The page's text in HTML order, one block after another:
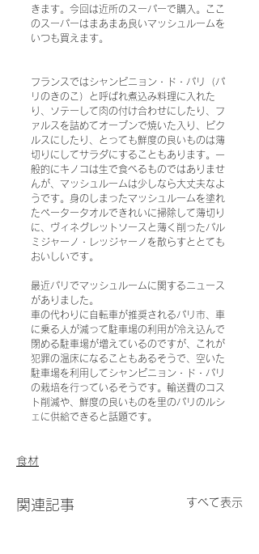
きます。今回は近所のスーパーで購入。ここ
のスーパーはまあまあ良いマッシュルームを
いつも買えます。
フランスではシャンピニョン・ド・パリ（パ
リのきのこ）と呼ばれ煮込み料理に入れた
り、ソテーして肉の付け合わせにしたり、フ
ァルスを詰めてオーブンで焼いた入り、ピク
ルスにしたり、とっても鮮度の良いものは薄
切りにしてサラダにすることもあります。一
般的にキノコは生で食べるものではありませ
んが、マッシュルームは少しなら大丈夫なよ
うです。身のしまったマッシュルームを塗れ
たペータータオルできれいに掃除して薄切り
に、ヴィネグレットソースと薄く削ったパル
ミジャーノ・レッジャーノを散らすととても
おいしいです。
最近パリでマッシュルームに関するニュース
がありました。
車の代わりに自転車が推奨されるパリ市、車
に乗る人が減って駐車場の利用が冷え込んで
閉める駐車場が増えているのですが、これが
犯罪の温床になることもあるそうで、空いた
駐車場を利用してシャンピニョン・ド・パリ
の栽培を行っているそうです。輸送費のコス
ト削減や、鮮度の良いものを里のパリのルシ
ェに供給できると話題です。
食材
関連記事 すべて表示